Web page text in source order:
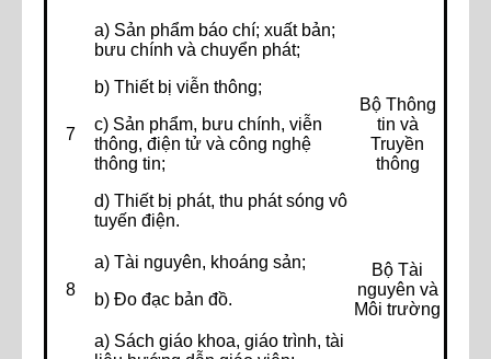
7
a) Sản phẩm báo chí; xuất bản;
bưu chính và chuyển phát;
b) Thiết bị viễn thông;
c) Sản phẩm, bưu chính, viễn
thông, điện tử và công nghệ
thông tin;
d) Thiết bị phát, thu phát sóng vô
tuyến điện.
Bộ Thông
tin và
Truyền
thông
8
a) Tài nguyên, khoáng sản;
b) Đo đạc bản đồ.
Bộ Tài
nguyên và
Môi trường
a) Sách giáo khoa, giáo trình, tài